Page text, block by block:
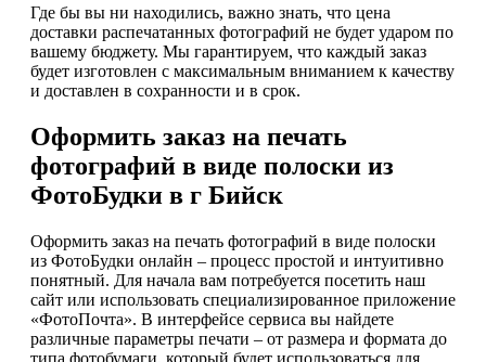
Где бы вы ни находились, важно знать, что цена
доставки распечатанных фотографий не будет ударом по
вашему бюджету. Мы гарантируем, что каждый заказ
будет изготовлен с максимальным вниманием к качеству
и доставлен в сохранности и в срок.
Оформить заказ на печать
фотографий в виде полоски из
ФотоБудки в г Бийск
Оформить заказ на печать фотографий в виде полоски
из ФотоБудки онлайн – процесс простой и интуитивно
понятный. Для начала вам потребуется посетить наш
сайт или использовать специализированное приложение
«ФотоПочта». В интерфейсе сервиса вы найдете
различные параметры печати – от размера и формата до
типа фотобумаги, который будет использоваться для